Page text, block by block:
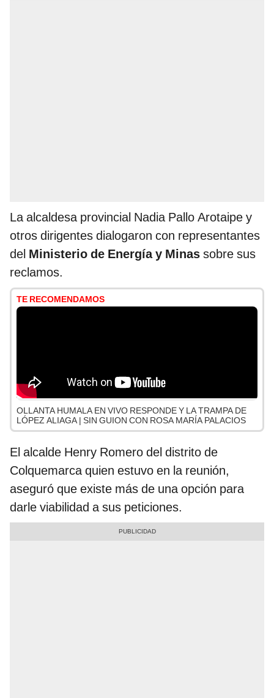
La alcaldesa provincial Nadia Pallo Arotaipe y
otros dirigentes dialogaron con representantes
del Ministerio de Energía y Minas sobre sus
reclamos.
TE RECOMENDAMOS
OLLANTA HUMALA EN VIVO RESPONDE Y LA TRAMPA DE
LÓPEZ ALIAGA | SIN GUION CON ROSA MARÍA PALACIOS
El alcalde Henry Romero del distrito de
Colquemarca quien estuvo en la reunión,
aseguró que existe más de una opción para
darle viabilidad a sus peticiones.